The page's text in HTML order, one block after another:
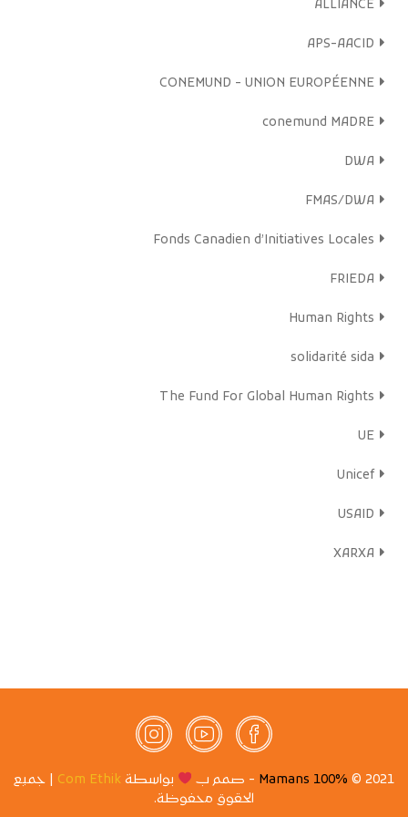
ALLIANCE
APS-AACID
CONEMUND - UNION EUROPÉENNE
conemund MADRE
DWA
FMAS/DWA
Fonds Canadien d’Initiatives Locales
FRIEDA
Human Rights
solidarité sida
The Fund For Global Human Rights
UE
Unicef
USAID
XARXA
2021 ©
100% Mamans - صمم ب بواسطة Com Ethik | جميع
الحقوق محفوظة.